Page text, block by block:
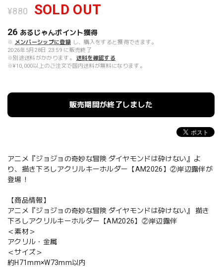
¥880 SOLD OUT
26 あるじゃんポイント獲得
※ メンバーシップに登録 し、購入をすると獲得できます。
2026年5月28日 23:59 に販売終了
※別途送料がかかります。
送料を確認する
※¥10,000以上のご注文で国内送料が無料になります。
販売期間が終了しました
アニメ『ジョジョの奇妙な冒険 ダイヤモンドは砕けない』よ
り、描き下ろしアクリルキーホルダー【AM2026】②岸辺露伴が
登場！
【商品情報】
アニメ『ジョジョの奇妙な冒険 ダイヤモンドは砕けない』 描き
下ろしアクリルキーホルダー【AM2026】②岸辺露伴
＜素材＞
アクリル・金属
＜サイズ＞
約H71mm×W73mm以内